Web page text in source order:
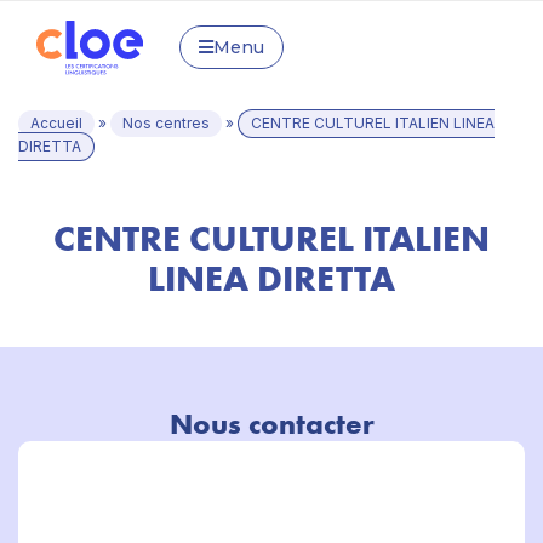
Menu
Accueil » Nos centres »
CENTRE CULTUREL ITALIEN LINEA
DIRETTA
CENTRE CULTUREL ITALIEN
LINEA DIRETTA
Nous contacter